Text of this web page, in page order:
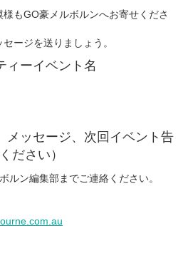
もGO豪メルボルンへお寄せくださ
ージを送りましょう。
ィーイベント名
メッセージ、次回イベント告
ださい）
ルン編集部までご連絡ください。